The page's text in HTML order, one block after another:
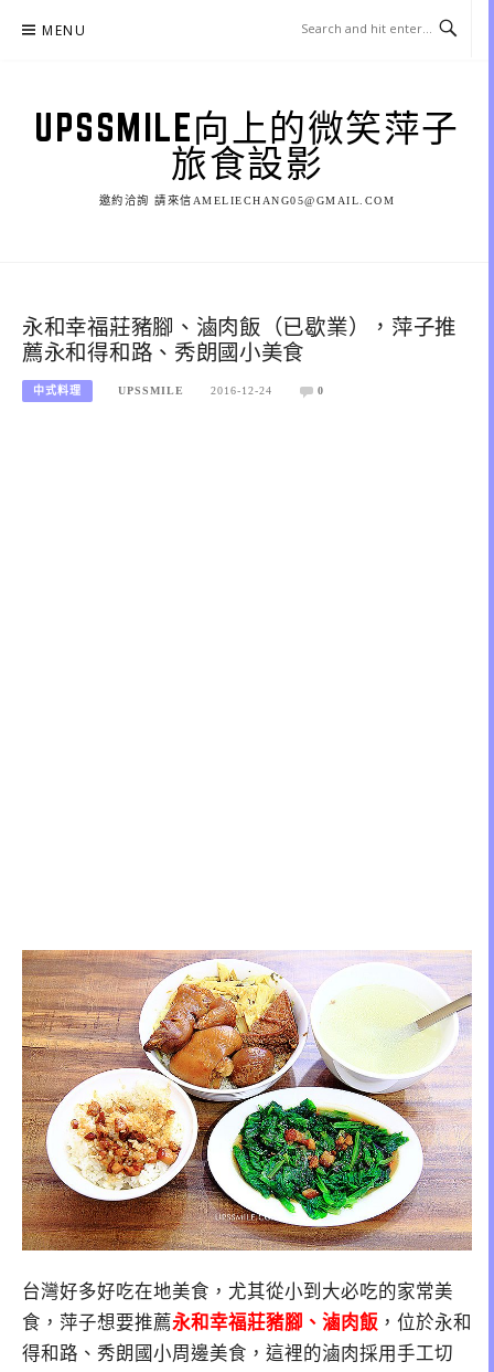
MENU
UPSSMILE向上的微笑萍子
旅食設影
邀約洽詢 請來信AMELIECHANG05@GMAIL.COM
永和幸福莊豬腳、滷肉飯（已歇業），萍子推
薦永和得和路、秀朗國小美食
中式料理 UPSSMILE 2016-12-24 0
台灣好多好吃在地美食，尤其從小到大必吃的家常美
食，萍子想要推薦永和幸福莊豬腳、滷肉飯 ，位於永和
得和路、秀朗國小周邊美食，這裡的滷肉採用手工切